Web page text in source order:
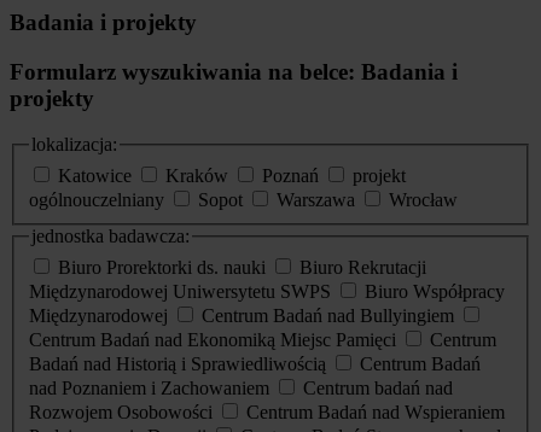
Badania i projekty
Formularz wyszukiwania na belce: Badania i
projekty
lokalizacja:
Katowice
Kraków Poznań
projekt
ogólnouczelniany
Sopot Warszawa
Wrocław
jednostka badawcza:
Biuro Prorektorki ds. nauki
Biuro Rekrutacji
Międzynarodowej Uniwersytetu SWPS
Biuro Współpracy
Międzynarodowej
Centrum Badań nad Bullyingiem
Centrum Badań nad Ekonomiką Miejsc Pamięci
Centrum
Badań nad Historią i Sprawiedliwością
Centrum Badań
nad Poznaniem i Zachowaniem
Centrum badań nad
Rozwojem Osobowości
Centrum Badań nad Wspieraniem